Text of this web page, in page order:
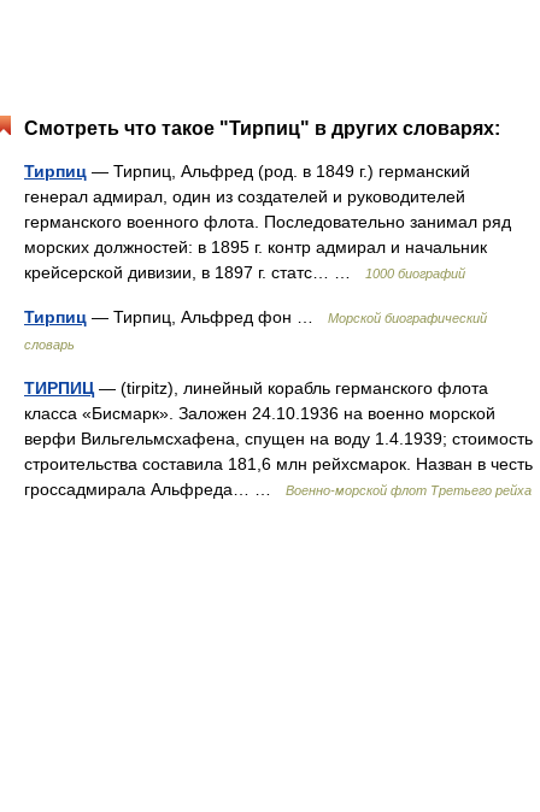
Смотреть что такое "Тирпиц" в других словарях:
Тирпиц — Тирпиц, Альфред (род. в 1849 г.) германский
генерал адмирал, один из создателей и руководителей
германского военного флота. Последовательно занимал ряд
морских должностей: в 1895 г. контр адмирал и начальник
крейсерской дивизии, в 1897 г. статс… …
1000 биографий
Тирпиц — Тирпиц, Альфред фон …
Морской биографический
словарь
ТИРПИЦ — (tirpitz), линейный корабль германского флота
класса «Бисмарк». Заложен 24.10.1936 на военно морской
верфи Вильгельмсхафена, спущен на воду 1.4.1939; стоимость
строительства составила 181,6 млн рейхсмарок. Назван в честь
гроссадмирала Альфреда… …
Военно-морской флот Третьего рейха